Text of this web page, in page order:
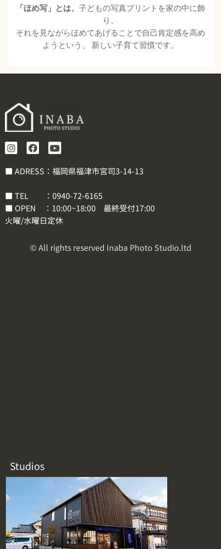
「ほめ写」とは、 子どもの写真プリントを家の中に飾
り、
それを見ながらほめてあげることで自己肯定感を高め
ようという、 新しい子育て習慣です。
■ ADRESS：福岡県福津市宮司3-14-13
■ TEL ： 0940-72-6165
■ OPEN ：10:00~18:00 最終受付17:00
火曜/水曜日定休
© All rights reserved Inaba Photo Studio.ltd
Studios